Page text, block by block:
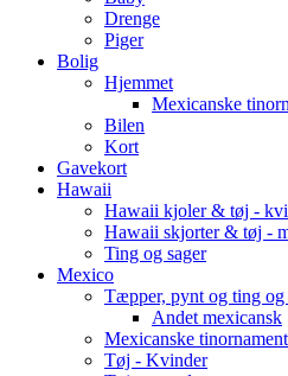
Drenge
Piger
Bolig
Hjemmet
Mexicanske
Bilen
Kort
Gavekort
Hawaii
Hawaii kjoler & tøj -
Hawaii skjorter & tøj -
Ting og sager
Mexico
Tæpper, pynt og ting og
Andet mexicansk
Mexicanske
Tøj - Kvinder